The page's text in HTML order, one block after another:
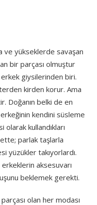
ve yükseklerde savaşan
bir parçası olmuştur
erkek giysilerinden biri.
kirden korur. Ama
Doğanın belki de en
kendini süsleme
olarak kullandıkları
parlak taşlarla
yüzükler takıyorlardı.
erkeklerin aksesuvarı
beklemek gerekti.
olan her modası